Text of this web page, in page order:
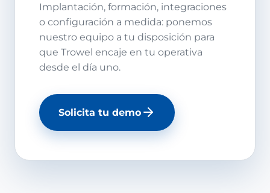
Implantación, formación, integraciones
o configuración a medida: ponemos
nuestro equipo a tu disposición para
que Trowel encaje en tu operativa
desde el día uno.
Solicita tu demo